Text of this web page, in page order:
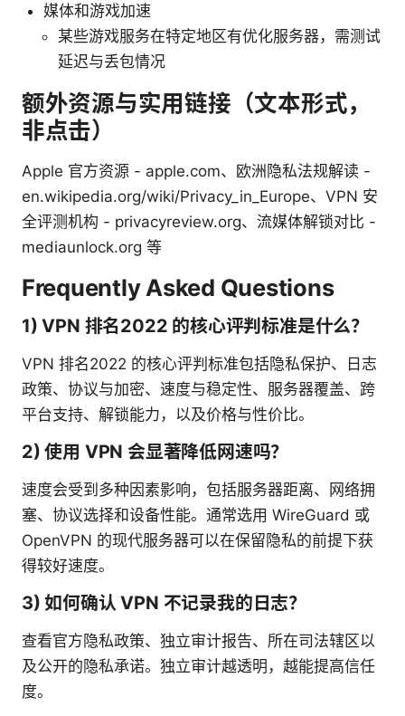
媒体和游戏加速
某些游戏服务在特定地区有优化服务器，需测试
延迟与丢包情况
额外资源与实用链接（文本形式，
非点击）
Apple 官方资源 - apple.com、欧洲隐私法规解读 -
en.wikipedia.org/wiki/Privacy_in_Europe、VPN 安
全评测机构 - privacyreview.org、流媒体解锁对比 -
mediaunlock.org 等
Frequently Asked Questions
1) VPN 排名2022 的核心评判标准是什么？
VPN 排名2022 的核心评判标准包括隐私保护、日志
政策、协议与加密、速度与稳定性、服务器覆盖、跨
平台支持、解锁能力，以及价格与性价比。
2) 使用 VPN 会显著降低网速吗？
速度会受到多种因素影响，包括服务器距离、网络拥
塞、协议选择和设备性能。通常选用 WireGuard 或
OpenVPN 的现代服务器可以在保留隐私的前提下获
得较好速度。
3) 如何确认 VPN 不记录我的日志？
查看官方隐私政策、独立审计报告、所在司法辖区以
及公开的隐私承诺。独立审计越透明，越能提高信任
度。